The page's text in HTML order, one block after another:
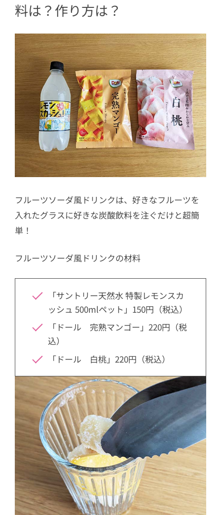
料は？作り方は？
フルーツソーダ風ドリンクは、好きなフルーツを
入れたグラスに好きな炭酸飲料を注ぐだけと超簡
単！
フルーツソーダ風ドリンクの材料
「サントリー天然水 特製レモンスカ
ッシュ 500mlペット」150円（税込）
「ドール 完熟マンゴー」220円（税
込）
「ドール 白桃」220円（税込）